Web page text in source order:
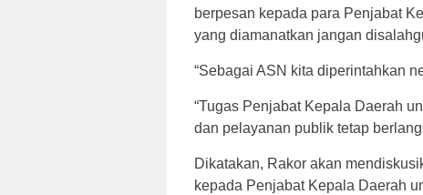
berpesan kepada para Penjabat
yang diamanatkan jangan
“Sebagai ASN kita diperintahkan
“Tugas Penjabat Kepala Daerah
dan pelayanan publik tetap
Dikatakan, Rakor akan
kepada Penjabat Kepala Daerah